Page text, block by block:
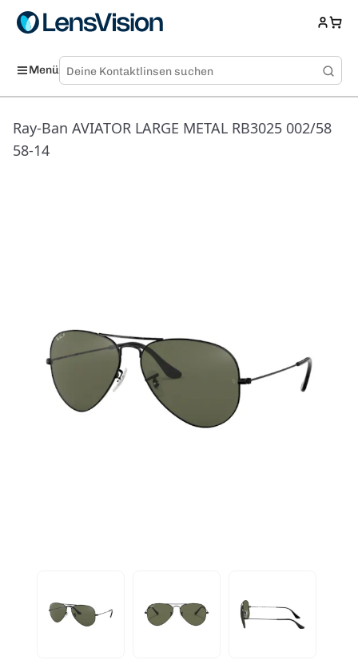
Menü
Ray-Ban AVIATOR LARGE METAL RB3025 002/58
58-14